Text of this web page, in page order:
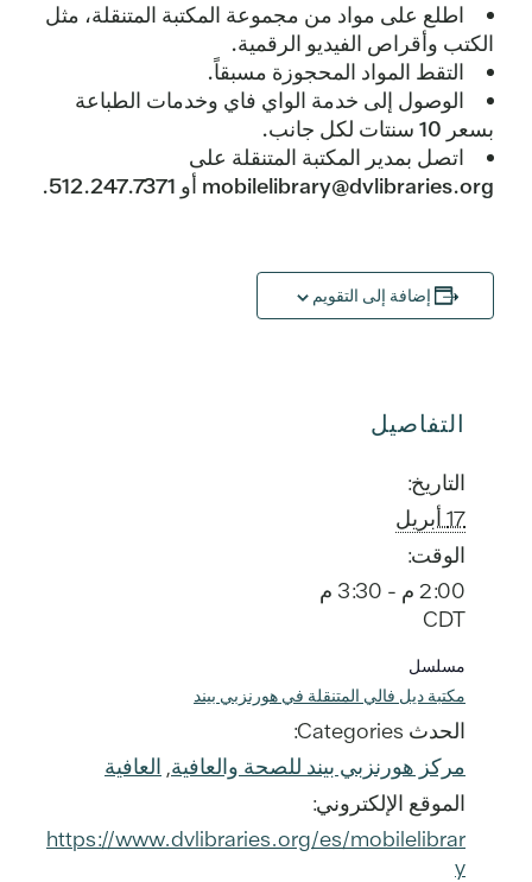
اطلع على مواد من مجموعة المكتبة المتنقلة، مثل
الكتب وأقراص الفيديو الرقمية.
التقط المواد المحجوزة مسبقاً.
الوصول إلى خدمة الواي فاي وخدمات الطباعة
بسعر 10 سنتات لكل جانب.
اتصل بمدير المكتبة المتنقلة على
mobilelibrary@dvlibraries.org أو 512.247.7371.
إضافة إلى التقويم
التفاصيل
التاريخ:
17 أبريل
الوقت:
2:00 م - 3:30 م
CDT
مسلسل
مكتبة ديل فالي المتنقلة في هورنزبي بيند
الحدث Categories:
مركز هورنزبي بيند للصحة والعافية, العافية
الموقع الإلكتروني:
https://www.dvlibraries.org/es/mobilelibrar
y